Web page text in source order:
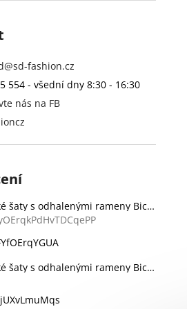
@sd-fashion.cz
554 - všední dny 8:30 - 16:30
nás na FB
Společenské šaty s odhalenými rameny Bicotone 336 zelené
produktu je 5 z 5 hvězdiček.
Společenské šaty s odhalenými rameny Bicotone 336 černé
produktu je 5 z 5 hvězdiček.